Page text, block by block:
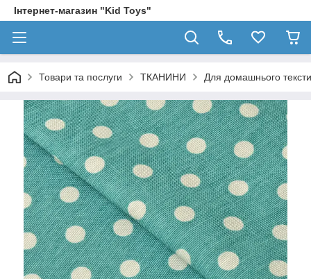
Інтернет-магазин "Kid Toys"
Товари та послуги ТКАНИНИ Для домашнього